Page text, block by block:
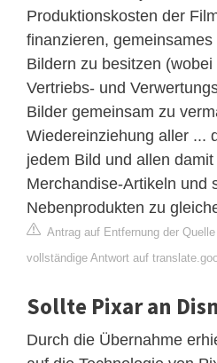
Produktionskosten der
finanzieren,
Bildern zu besitzen
Vertriebs- und
Bilder gemeinsam zu
Wiedereinziehung aller ...
jedem Bild und allen
Merchandise-Artikeln und
Nebenprodukten zu
Antrag auf Entfernung der Quelle
vollständige Antwort auf
Sollte Pixar an
Durch die Übernahme